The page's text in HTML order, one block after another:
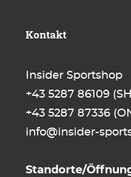
Kontakt
Insider Sportshop
+43 5287 86109
+43 5287 87336
info@insider-
Standorte/